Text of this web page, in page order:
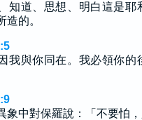
知道、思想、明白這是耶
造的。
我與你同在。我必領你的
象中對保羅說：「不要怕，